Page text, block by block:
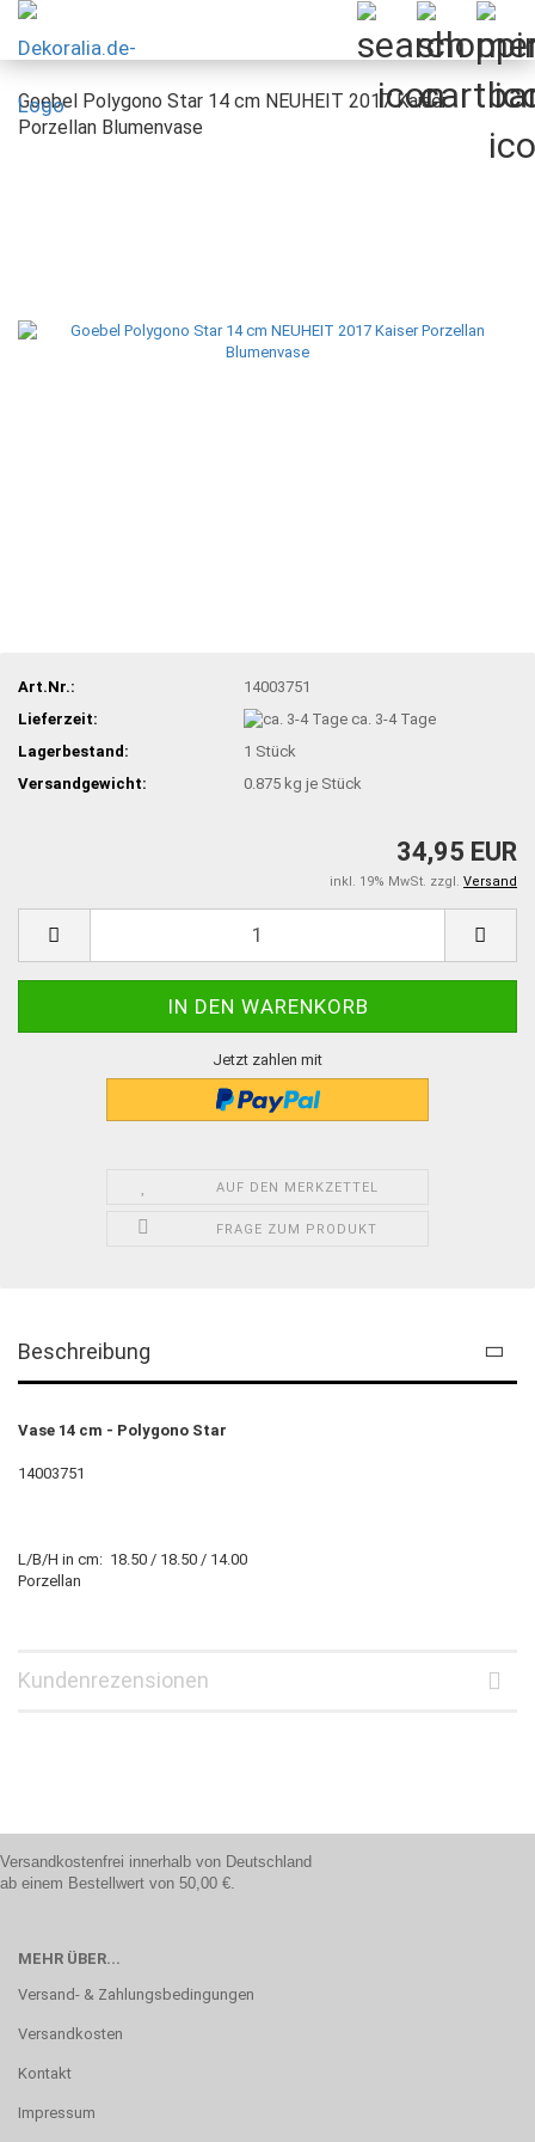
Goebel Polygono Star 14 cm NEUHEIT 2017 Kaiser
Porzellan Blumenvase
Art.Nr.:
14003751
Lieferzeit:
ca. 3-4 Tage
Lagerbestand:
1 Stück
Versandgewicht:
0.875 kg je Stück
34,95 EUR
inkl. 19% MwSt. zzgl. Versand
Jetzt zahlen mit
AUF DEN MERKZETTEL
FRAGE ZUM PRODUKT
Beschreibung
Vase 14 cm - Polygono Star
14003751
L/B/H in cm: 18.50 / 18.50 / 14.00
Porzellan
Kundenrezensionen
Versandkostenfrei innerhalb von Deutschland
ab einem Bestellwert von 50,00 €.
MEHR ÜBER...
Versand- & Zahlungsbedingungen
Versandkosten
Kontakt
Impressum